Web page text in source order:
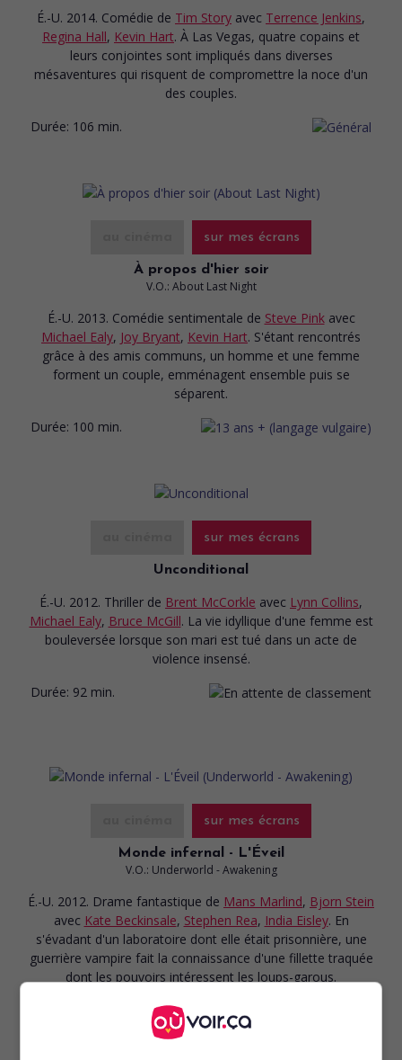
É.-U. 2014. Comédie de Tim Story avec Terrence Jenkins,
Regina Hall, Kevin Hart. À Las Vegas, quatre copains et
leurs conjointes sont impliqués dans diverses
mésaventures qui risquent de compromettre la noce d'un
des couples.
Durée: 106 min.
sur mes écrans
À propos d'hier soir
V.O.: About Last Night
É.-U. 2013. Comédie sentimentale de Steve Pink avec
Michael Ealy, Joy Bryant, Kevin Hart. S'étant rencontrés
grâce à des amis communs, un homme et une femme
forment un couple, emménagent ensemble puis se
séparent.
Durée: 100 min.
sur mes écrans
Unconditional
É.-U. 2012. Thriller de Brent McCorkle avec Lynn Collins,
Michael Ealy, Bruce McGill. La vie idyllique d'une femme est
bouleversée lorsque son mari est tué dans un acte de
violence insensé.
Durée: 92 min.
sur mes écrans
Monde infernal - L'Éveil
V.O.: Underworld - Awakening
É.-U. 2012. Drame fantastique de Mans Marlind, Bjorn Stein
avec Kate Beckinsale, Stephen Rea, India Eisley. En
s'évadant d'un laboratoire dont elle était prisonnière, une
guerrière vampire fait la connaissance d'une fillette traquée
dont les pouvoirs intéressent les loups-garous.